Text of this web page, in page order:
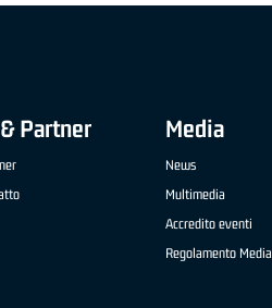
Partner Media
News
Multimedia
Accredito eventi
Regolamento Media